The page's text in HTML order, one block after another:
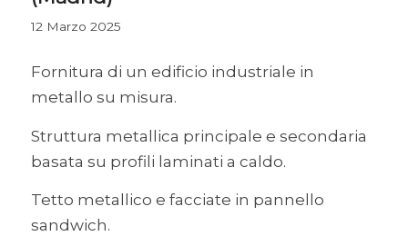
12 Marzo 2025
Fornitura di un edificio industriale in
metallo su misura.
Struttura metallica principale e secondaria
basata su profili laminati a caldo.
Tetto metallico e facciate in pannello
sandwich.